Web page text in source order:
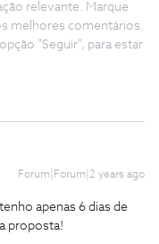
relevante. Marque
melhores comentários.
"Seguir", para estar
Forum|Forum|2 years ago
apenas 6 dias de
proposta!